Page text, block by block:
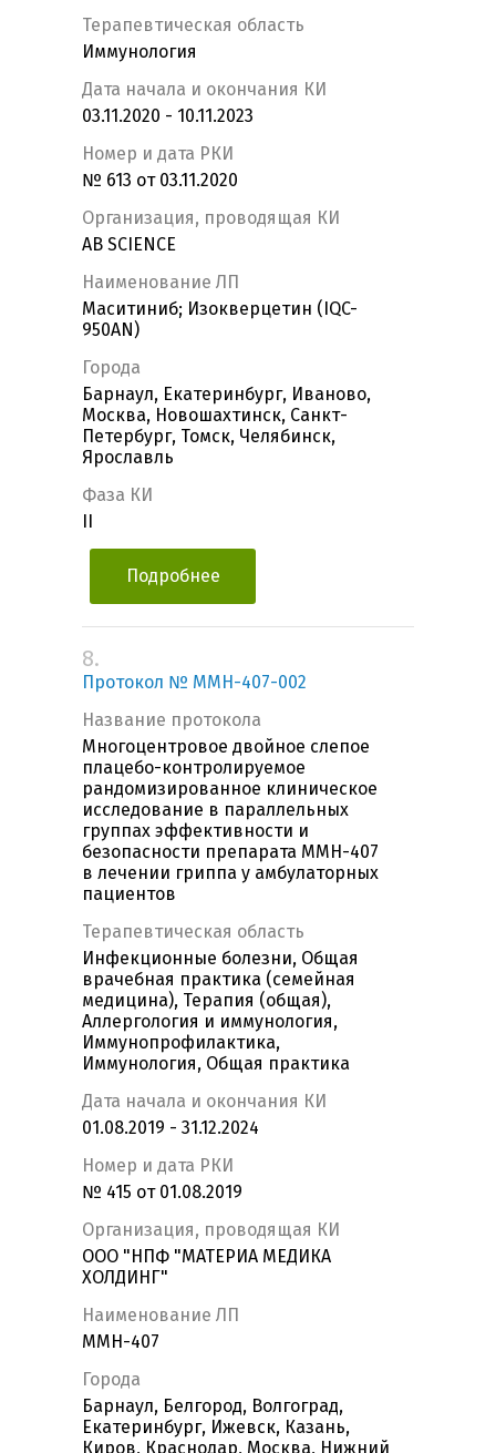
Терапевтическая область
Иммунология
Дата начала и окончания КИ
03.11.2020 - 10.11.2023
Номер и дата РКИ
№ 613 от 03.11.2020
Организация, проводящая КИ
AB SCIENCE
Наименование ЛП
Маситиниб; Изокверцетин (IQC-
950AN)
Города
Барнаул, Екатеринбург, Иваново,
Москва, Новошахтинск, Санкт-
Петербург, Томск, Челябинск,
Ярославль
Фаза КИ
Подробнее
8.
Протокол № MMH-407-002
Название протокола
Многоцентровое двойное слепое
плацебо-контролируемое
рандомизированное клиническое
исследование в параллельных
группах эффективности и
безопасности препарата ММН-407
в лечении гриппа у амбулаторных
пациентов
Терапевтическая область
Инфекционные болезни, Общая
врачебная практика (семейная
медицина), Терапия (общая),
Аллергология и иммунология,
Иммунопрофилактика,
Иммунология, Общая практика
Дата начала и окончания КИ
01.08.2019 - 31.12.2024
Номер и дата РКИ
№ 415 от 01.08.2019
Организация, проводящая КИ
ООО "НПФ "МАТЕРИА МЕДИКА
ХОЛДИНГ"
Наименование ЛП
ММН-407
Города
Барнаул, Белгород, Волгоград,
Екатеринбург, Ижевск, Казань,
Киров, Краснодар, Москва, Нижний